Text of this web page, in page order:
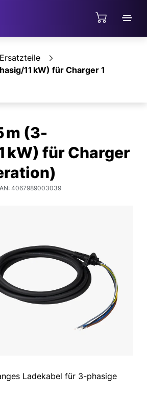
Ersatzteile
11 kW) für Charger 1
m (3-
kW) für Charger
4067989003039
Ladekabel für 3-phasige